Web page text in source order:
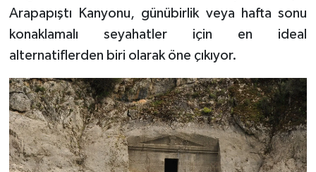
Arapapıştı Kanyonu, günübirlik veya hafta sonu
konaklamalı seyahatler için en ideal
alternatiflerden biri olarak öne çıkıyor.